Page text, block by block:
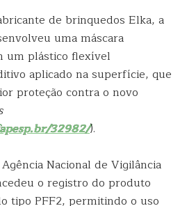
de brinquedos Elka, a
uma máscara
um plástico flexível
aplicado na superfície, que
proteção contra o novo
32982/).
Nacional de Vigilância
o registro do produto
tipo PFF2, permitindo o uso